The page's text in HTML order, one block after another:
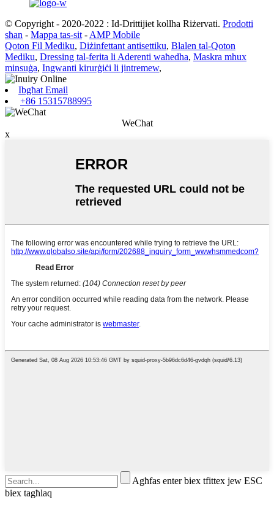
© Copyright - 2020-2022 : Id-Drittijiet kollha Riżervati. Prodotti
sħan - Mappa tas-sit - AMP Mobile
Qoton Fil Mediku, Diżinfettant antisettiku, Blalen tal-Qoton
Mediku, Dressing tal-ferita li Aderenti waħedha, Maskra mhux
minsuġa, Ingwanti kirurġiċi li jintremew,
Ibgħat Email
+86 15315788995
WeChat
x
Agħfas enter biex tfittex jew ESC
biex tagħlaq